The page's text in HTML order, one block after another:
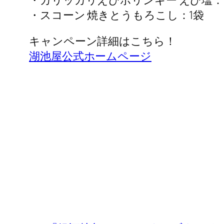
・スコーン 焼きとうもろこし：1袋
キャンペーン詳細はこちら！
湖池屋公式ホームページ